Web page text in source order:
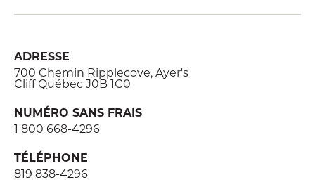
ADRESSE
700 Chemin Ripplecove, Ayer's
Cliff Québec J0B 1C0
NUMÉRO SANS FRAIS
1 800 668-4296
TÉLÉPHONE
819 838-4296